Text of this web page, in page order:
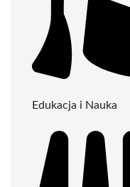
Edukacja i Nauka